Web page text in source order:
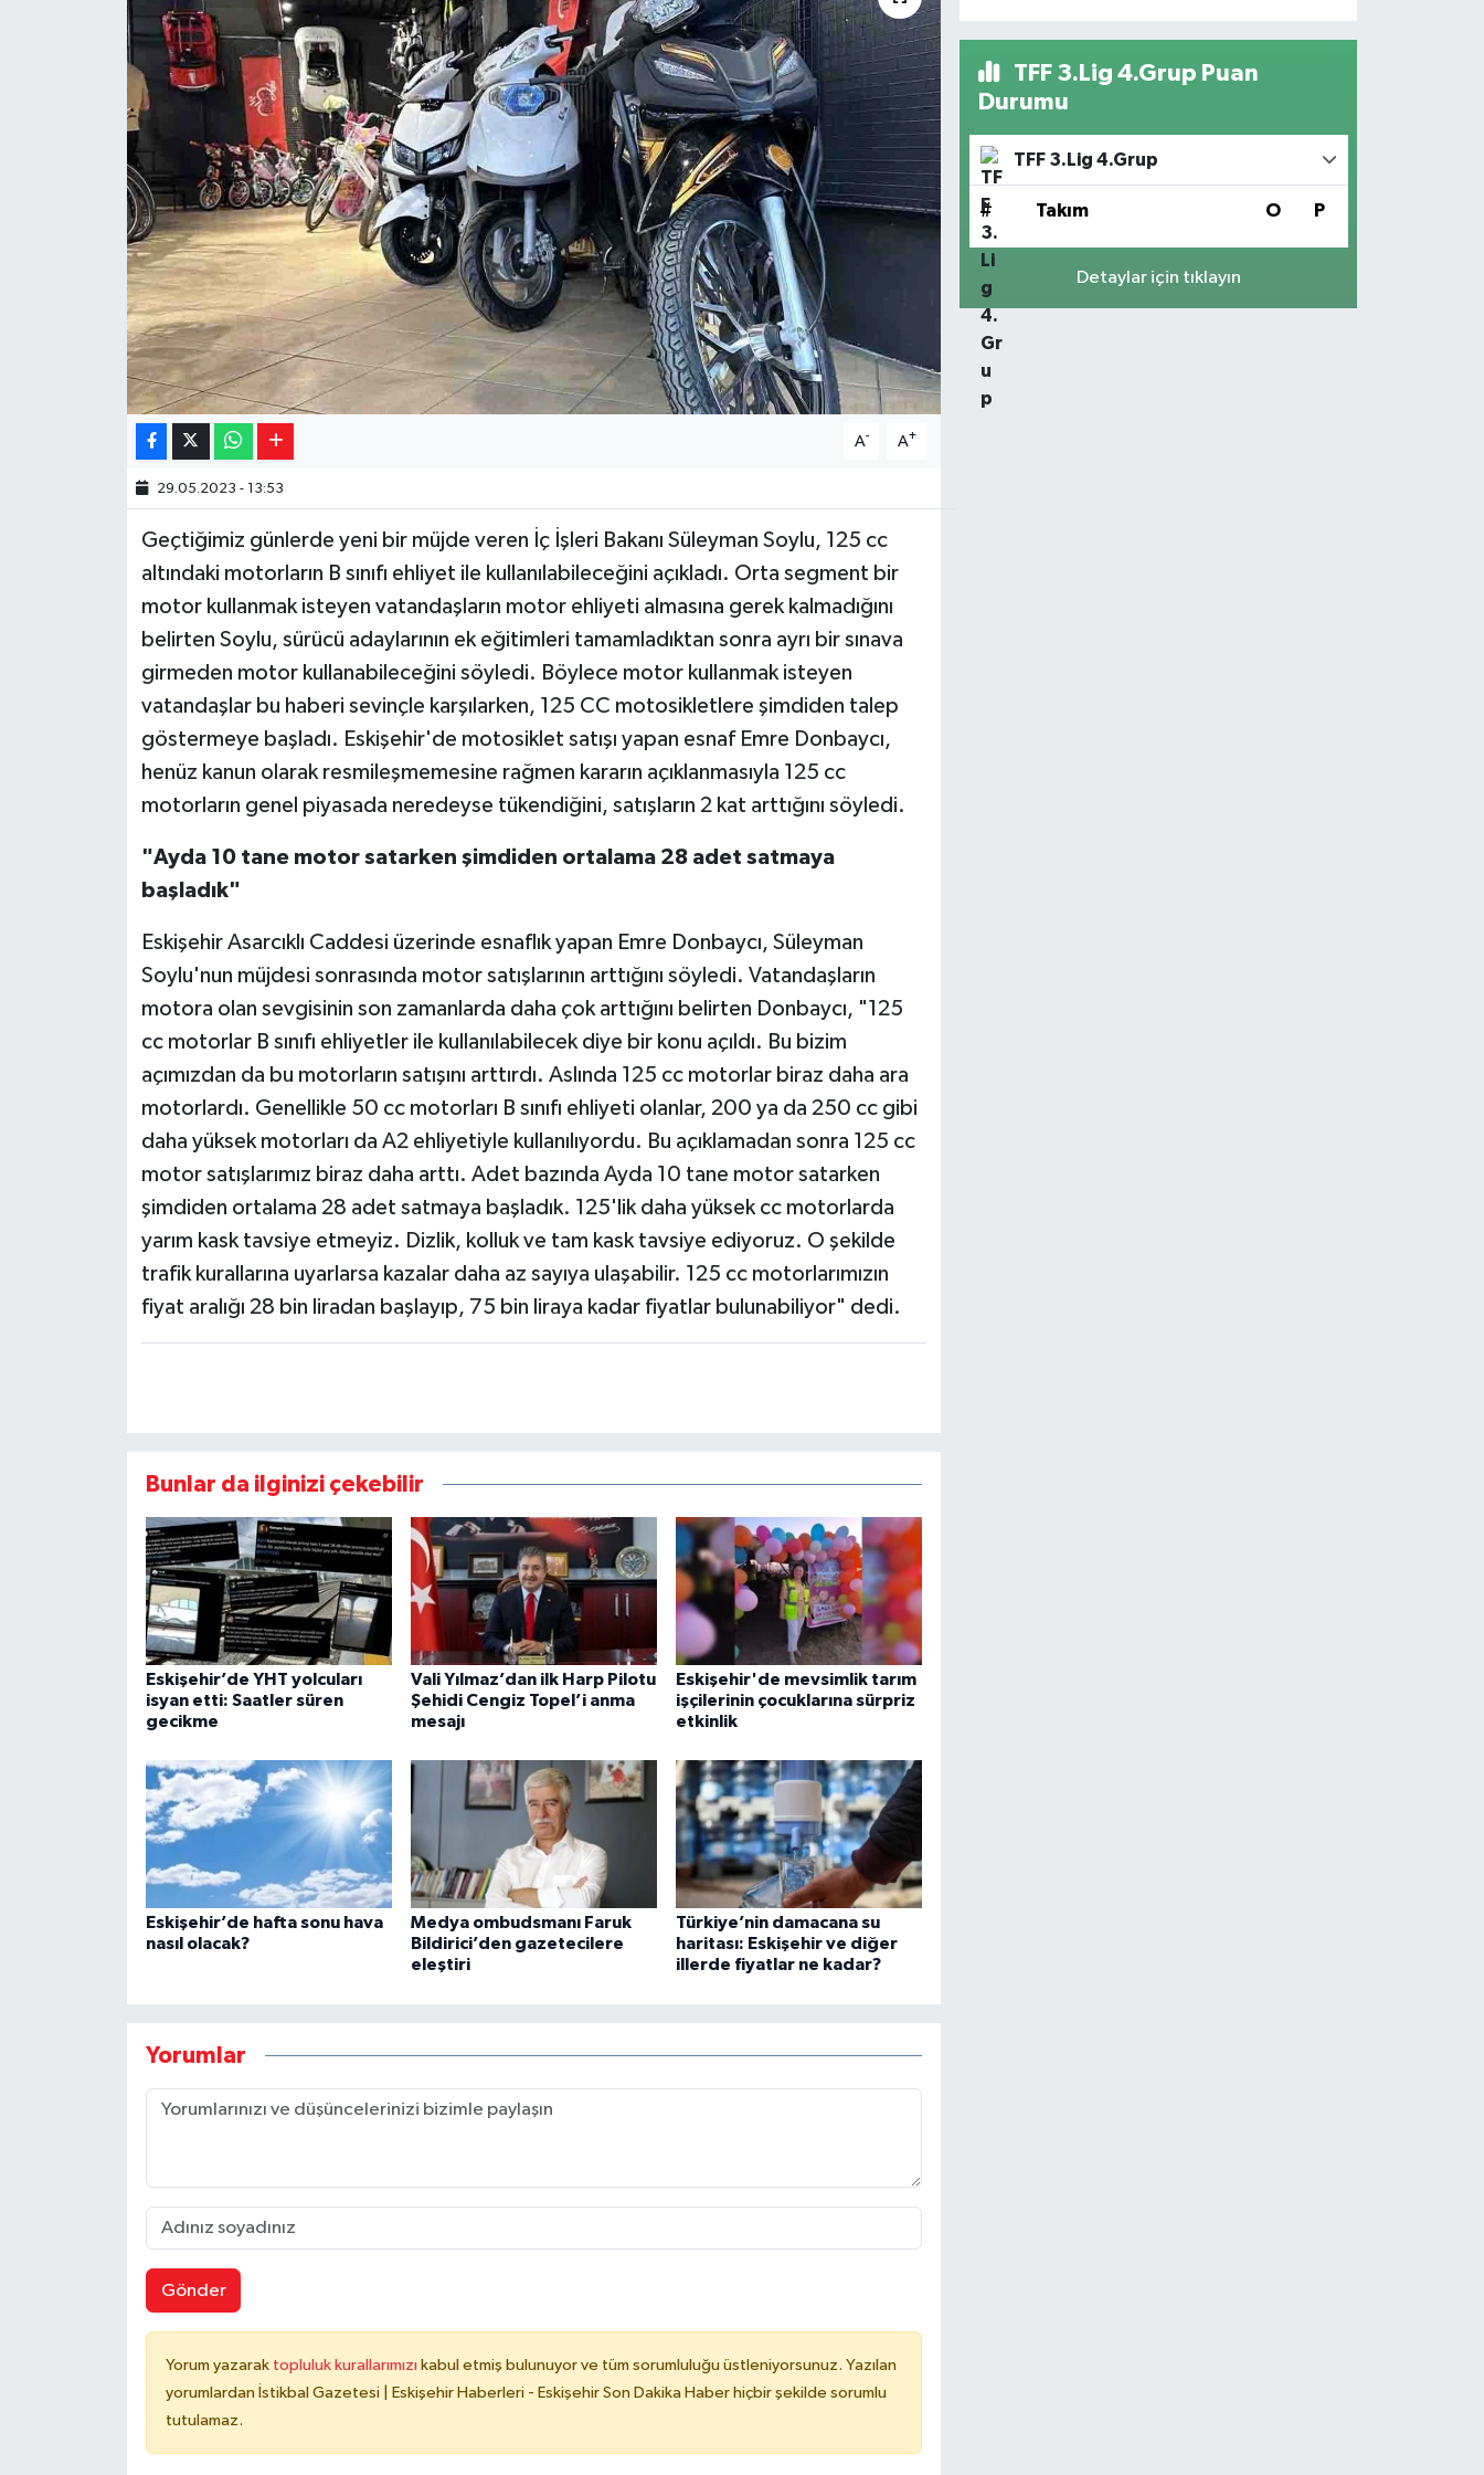
A- A+
29.05.2023 - 13:53
Geçtiğimiz günlerde yeni bir müjde veren İç İşleri Bakanı Süleyman Soylu, 125 cc
altındaki motorların B sınıfı ehliyet ile kullanılabileceğini açıkladı. Orta segment bir
motor kullanmak isteyen vatandaşların motor ehliyeti almasına gerek kalmadığını
belirten Soylu, sürücü adaylarının ek eğitimleri tamamladıktan sonra ayrı bir sınava
girmeden motor kullanabileceğini söyledi. Böylece motor kullanmak isteyen
vatandaşlar bu haberi sevinçle karşılarken, 125 CC motosikletlere şimdiden talep
göstermeye başladı. Eskişehir'de motosiklet satışı yapan esnaf Emre Donbaycı,
henüz kanun olarak resmileşmemesine rağmen kararın açıklanmasıyla 125 cc
motorların genel piyasada neredeyse tükendiğini, satışların 2 kat arttığını söyledi.
"Ayda 10 tane motor satarken şimdiden ortalama 28 adet satmaya
başladık"
Eskişehir Asarcıklı Caddesi üzerinde esnaflık yapan Emre Donbaycı, Süleyman
Soylu'nun müjdesi sonrasında motor satışlarının arttığını söyledi. Vatandaşların
motora olan sevgisinin son zamanlarda daha çok arttığını belirten Donbaycı, "125
cc motorlar B sınıfı ehliyetler ile kullanılabilecek diye bir konu açıldı. Bu bizim
açımızdan da bu motorların satışını arttırdı. Aslında 125 cc motorlar biraz daha ara
motorlardı. Genellikle 50 cc motorları B sınıfı ehliyeti olanlar, 200 ya da 250 cc gibi
daha yüksek motorları da A2 ehliyetiyle kullanılıyordu. Bu açıklamadan sonra 125 cc
motor satışlarımız biraz daha arttı. Adet bazında Ayda 10 tane motor satarken
şimdiden ortalama 28 adet satmaya başladık. 125'lik daha yüksek cc motorlarda
yarım kask tavsiye etmeyiz. Dizlik, kolluk ve tam kask tavsiye ediyoruz. O şekilde
trafik kurallarına uyarlarsa kazalar daha az sayıya ulaşabilir. 125 cc motorlarımızın
fiyat aralığı 28 bin liradan başlayıp, 75 bin liraya kadar fiyatlar bulunabiliyor" dedi.
Bunlar da ilginizi çekebilir
Eskişehir’de YHT yolcuları
isyan etti: Saatler süren
gecikme
Vali Yılmaz’dan ilk Harp Pilotu
Şehidi Cengiz Topel’i anma
mesajı
Eskişehir'de mevsimlik tarım
işçilerinin çocuklarına sürpriz
etkinlik
Eskişehir’de hafta sonu hava
nasıl olacak?
Medya ombudsmanı Faruk
Bildirici’den gazetecilere
eleştiri
Türkiye’nin damacana su
haritası: Eskişehir ve diğer
illerde fiyatlar ne kadar?
Yorumlar
Gönder
Yorum yazarak topluluk kurallarımızı kabul etmiş bulunuyor ve tüm sorumluluğu üstleniyorsunuz. Yazılan
yorumlardan İstikbal Gazetesi | Eskişehir Haberleri - Eskişehir Son Dakika Haber hiçbir şekilde sorumlu
tutulamaz.
TFF 3.Lig 4.Grup Puan
Durumu
TFF 3.Lig 4.Grup
# Takım O P
Detaylar için tıklayın
Resmi ilanlar